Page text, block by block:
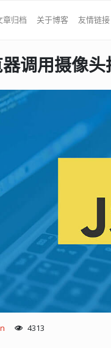
章归档 关于博客 友情链接
调用摄像头
4313